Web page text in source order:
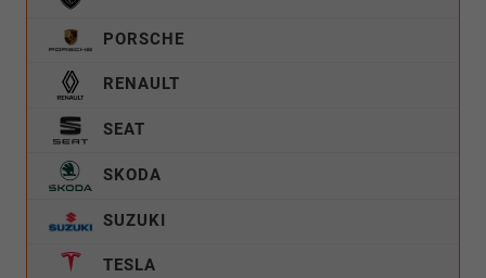
PORSCHE
RENAULT
SEAT
SKODA
SUZUKI
TESLA